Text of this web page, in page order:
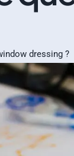
dressing ?